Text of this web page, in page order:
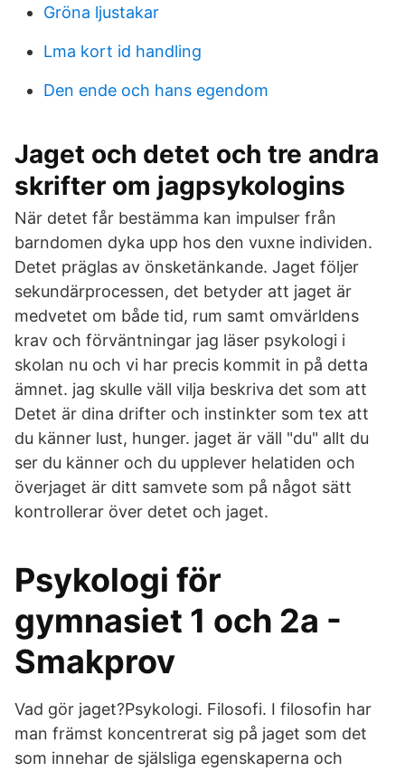
Gröna ljustakar
Lma kort id handling
Den ende och hans egendom
Jaget och detet och tre andra
skrifter om jagpsykologins
När detet får bestämma kan impulser från
barndomen dyka upp hos den vuxne individen.
Detet präglas av önsketänkande. Jaget följer
sekundärprocessen, det betyder att jaget är
medvetet om både tid, rum samt omvärldens
krav och förväntningar jag läser psykologi i
skolan nu och vi har precis kommit in på detta
ämnet. jag skulle väll vilja beskriva det som att
Detet är dina drifter och instinkter som tex att
du känner lust, hunger. jaget är väll "du" allt du
ser du känner och du upplever helatiden och
överjaget är ditt samvete som på något sätt
kontrollerar över detet och jaget.
Psykologi för
gymnasiet 1 och 2a -
Smakprov
Vad gör jaget?Psykologi. Filosofi. I filosofin har
man främst koncentrerat sig på jaget som det
som innehar de själsliga egenskaperna och